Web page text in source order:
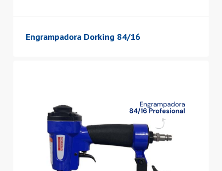
Engrampadora Dorking 84/16